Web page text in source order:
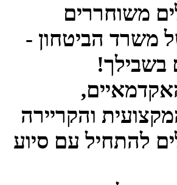
משוח​ררים
משרד הביטחון -
בשבילך!
והקריירה
להתחיל עם סיוע